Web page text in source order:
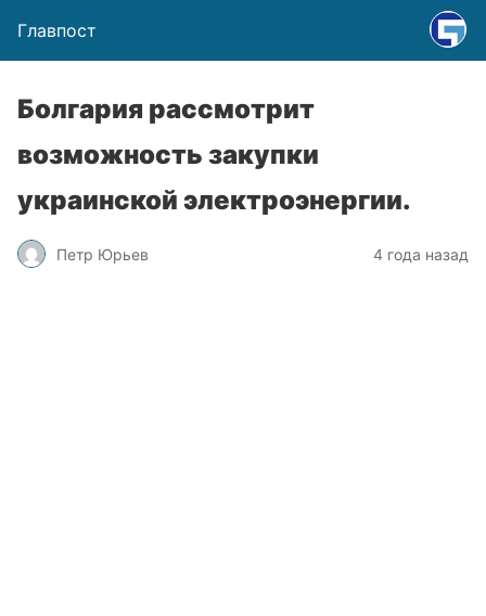
Главпост
Болгария рассмотрит
возможность закупки
украинской электроэнергии.
Петр Юрьев 4 года назад